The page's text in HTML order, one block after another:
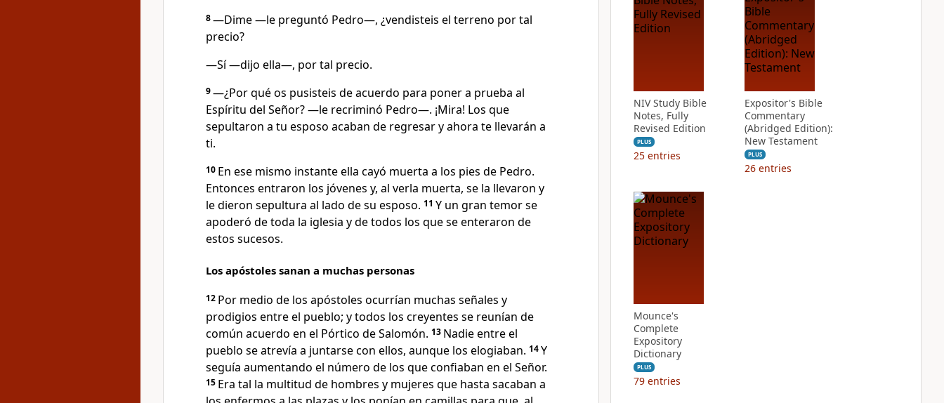
8―Dime —le preguntó Pedro—, ¿vendisteis el terreno por tal
precio?
―Sí —dijo ella—, por tal precio.
9―¿Por qué os pusisteis de acuerdo para poner a prueba al
Espíritu del Señor? —le recriminó Pedro—. ¡Mira! Los que
sepultaron a tu esposo acaban de regresar y ahora te llevarán a
ti.
10 En ese mismo instante ella cayó muerta a los pies de Pedro.
Entonces entraron los jóvenes y, al verla muerta, se la llevaron y
le dieron sepultura al lado de su esposo. 11 Y un gran temor se
apoderó de toda la iglesia y de todos los que se enteraron de
estos sucesos.
Los apóstoles sanan a muchas personas
12 Por medio de los apóstoles ocurrían muchas señales y
prodigios entre el pueblo; y todos los creyentes se reunían de
común acuerdo en el Pórtico de Salomón. 13 Nadie entre el
pueblo se atrevía a juntarse con ellos, aunque los elogiaban. 14Y
seguía aumentando el número de los que confiaban en el Señor.
15 Era tal la multitud de hombres y mujeres que hasta sacaban a
NIV Study Bible
Notes, Fully
Revised Edition
PLUS
25 entries
Expositor's Bible
Commentary
(Abridged Edition):
New Testament
PLUS
26 entries
Mounce's
Complete
Expository
Dictionary
PLUS
79 entries